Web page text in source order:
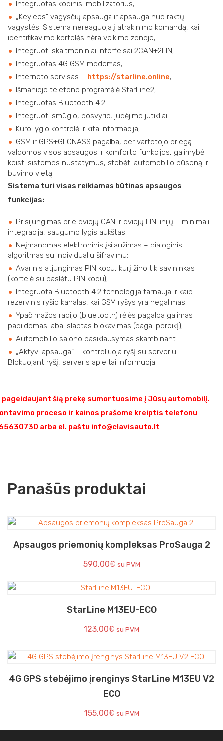
Integruotas kodinis imobilizatorius;
„Keylees” vagysčių apsauga ir apsauga nuo raktų
vagystės. Sistema nereaguoja į atrakinimo komandą, kai
identifikavimo kortelės nėra veikimo zonoje;
Integruoti skaitmeniniai interfeisai 2CAN+2LIN;
Integruotas 4G GSM modemas;
Interneto servisas – https://starline.online;
Išmaniojo telefono programėlė StarLine2;
Integruotas Bluetooth 4.2
Integruoti smūgio, posvyrio, judėjimo jutikliai
Kuro lygio kontrolė ir kita informacija;
GSM ir GPS+GLONASS pagalba, per vartotojo priegą
valdomos visos apsaugos ir komforto funkcijos, galimybė
keisti sistemos nustatymus, stebėti automobilio būseną ir
būvimo vietą;
Sistema turi visas reikiamas būtinas apsaugos
funkcijas:
Prisijungimas prie dviejų CAN ir dviejų LIN linijų – minimali
integracija, saugumo lygis aukštas;
Neįmanomas elektroninis įsilaužimas – dialoginis
algoritmas su individualiu šifravimu;
Avarinis atjungimas PIN kodu, kurį žino tik savininkas
(kortelė su paslėtu PIN kodu);
Integruota Bluetooth 4.2 tehnologija tarnauja ir kaip
rezervinis ryšio kanalas, kai GSM ryšys yra negalimas;
Ypač mažos radijo (bluetooth) rėlės pagalba galimas
papildomas labai slaptas blokavimas (pagal poreikį);
Automobilio salono pasiklausymas skambinant.
„Aktyvi apsauga” – kontroliuoja ryšį su serveriu.
Blokuojant ryšį, serveris apie tai informuoja.
pageidaujant šią prekę sumontuosime į Jūsų automobilį.
proceso ir kainos prašome kreiptis telefonu
arba el. paštu info@clavisauto.lt
Panašūs produktai
Apsaugos priemonių kompleksas ProSauga 2
590.00€ su PVM
StarLine M13EU-ECO
123.00€ su PVM
4G GPS stebėjimo įrenginys StarLine M13EU V2
ECO
155.00€ su PVM